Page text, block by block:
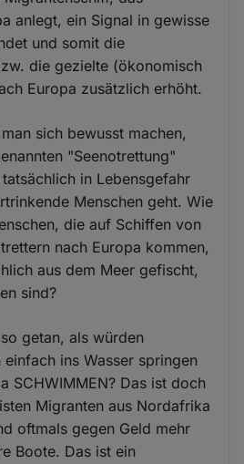
anlegt, ein Signal in gewisse
und somit die
die gezielte (ökonomisch
Europa zusätzlich erhöht.
sich bewusst machen,
"Seenotrettung"
in Lebensgefahr
Menschen geht. Wie
die auf Schiffen von
nach Europa kommen,
aus dem Meer gefischt,
sind?
getan, als würden
einfach ins Wasser springen
SCHWIMMEN? Das ist doch
Migranten aus Nordafrika
oftmals gegen Geld mehr
Boote. Das ist ein